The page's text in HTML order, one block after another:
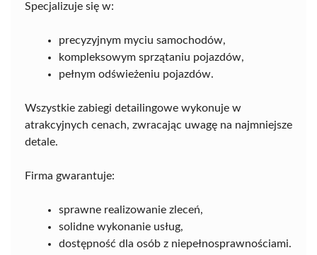
Specjalizuje się w:
precyzyjnym myciu samochodów,
kompleksowym sprzątaniu pojazdów,
pełnym odświeżeniu pojazdów.
Wszystkie zabiegi detailingowe wykonuje w
atrakcyjnych cenach, zwracając uwagę na najmniejsze
detale.
Firma gwarantuje:
sprawne realizowanie zleceń,
solidne wykonanie usług,
dostępność dla osób z niepełnosprawnościami.